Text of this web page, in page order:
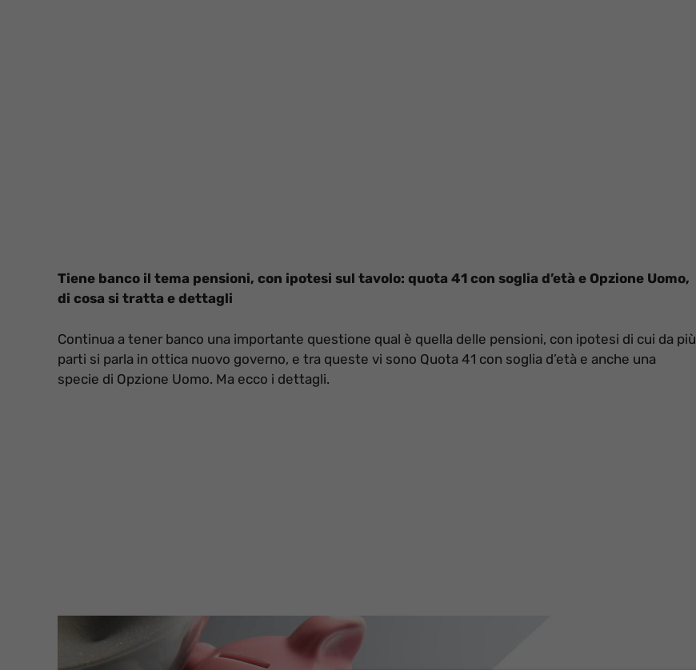
Tiene banco il tema pensioni, con ipotesi sul tavolo: quota 41 con soglia d’età e Opzione Uomo,
di cosa si tratta e dettagli
Continua a tener banco una importante questione qual è quella delle pensioni, con ipotesi di cui da più
parti si parla in ottica nuovo governo, e tra queste vi sono Quota 41 con soglia d’età e anche una
specie di Opzione Uomo. Ma ecco i dettagli.